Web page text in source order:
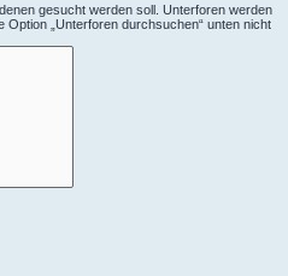
gesucht werden soll. Unterforen werden
„Unterforen durchsuchen“ unten nicht